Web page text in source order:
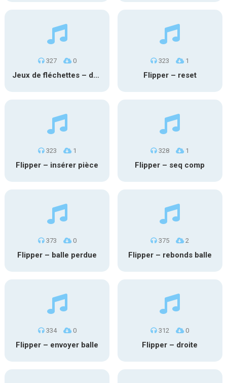
327 0
Jeux de fléchettes – ds cible 2
323 1
Flipper – reset
323 1
Flipper – insérer pièce
328 1
Flipper – seq comp
373 0
Flipper – balle perdue
375 2
Flipper – rebonds balle
334 0
Flipper – envoyer balle
312 0
Flipper – droite